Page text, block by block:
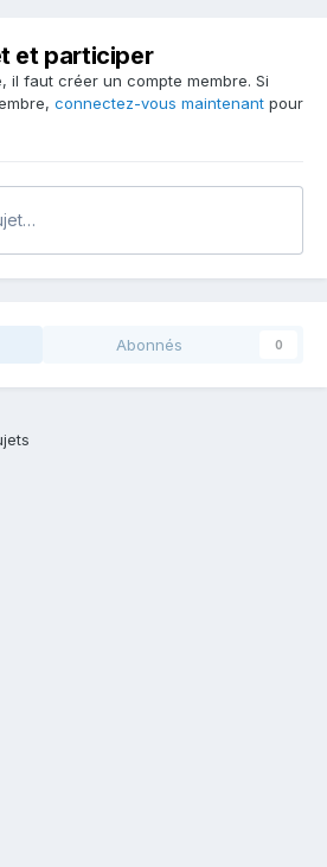
et participer
il faut créer un compte membre. Si
connectez-vous maintenant pour
Abonnés 0